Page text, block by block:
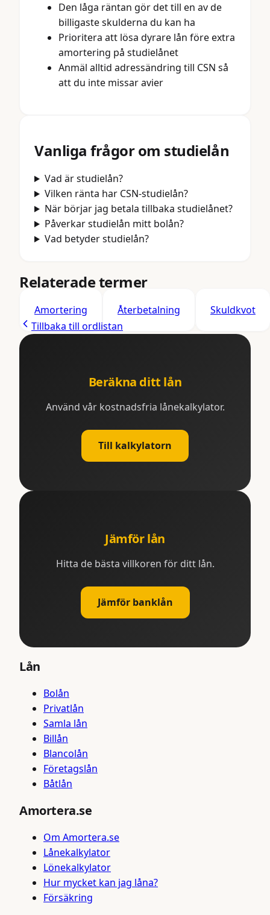
Den låga räntan gör det till en av de
billigaste skulderna du kan ha
Prioritera att lösa dyrare lån före extra
amortering på studielånet
Anmäl alltid adressändring till CSN så
att du inte missar avier
Vanliga frågor om studielån
Vad är studielån?
Vilken ränta har CSN-studielån?
När börjar jag betala tillbaka studielånet?
Påverkar studielån mitt bolån?
Vad betyder studielån?
Relaterade termer
Amortering Återbetalning
Skuldkvot
Tillbaka till ordlistan
Beräkna ditt lån
Använd vår kostnadsfria lånekalkylator.
Till kalkylatorn
Jämför lån
Hitta de bästa villkoren för ditt lån.
Jämför banklån
Lån
Bolån
Privatlån
Samla lån
Billån
Blancolån
Företagslån
Båtlån
Amortera.se
Om Amortera.se
Lånekalkylator
Lönekalkylator
Hur mycket kan jag låna?
Försäkring